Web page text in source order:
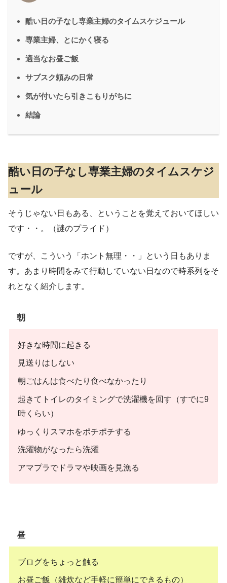
酷い日の子なし専業主婦のタイムスケジュール
専業主婦、とにかく寝る
適当なお昼ご飯
サブスク頼みの日常
気が付いたら引きこもりがちに
結論
酷い日の子なし専業主婦のタイムスケジ
ュール
そうじゃない日もある、ということを覚えておいてほしい
です・・。（謎のプライド）
ですが、こういう「ホント無理・・」という日もありま
す。あまり時間をみて行動していない日なので時系列をそ
れとなく紹介します。
朝
好きな時間に起きる
見送りはしない
朝ごはんは食べたり食べなかったり
起きてトイレのタイミングで洗濯機を回す（すでに9
時くらい）
ゆっくりスマホをポチポチする
洗濯物がなったら洗濯
アマプラでドラマや映画を見漁る
昼
ブログをちょっと触る
お昼ご飯（雑炊など手軽に簡単にできるもの）